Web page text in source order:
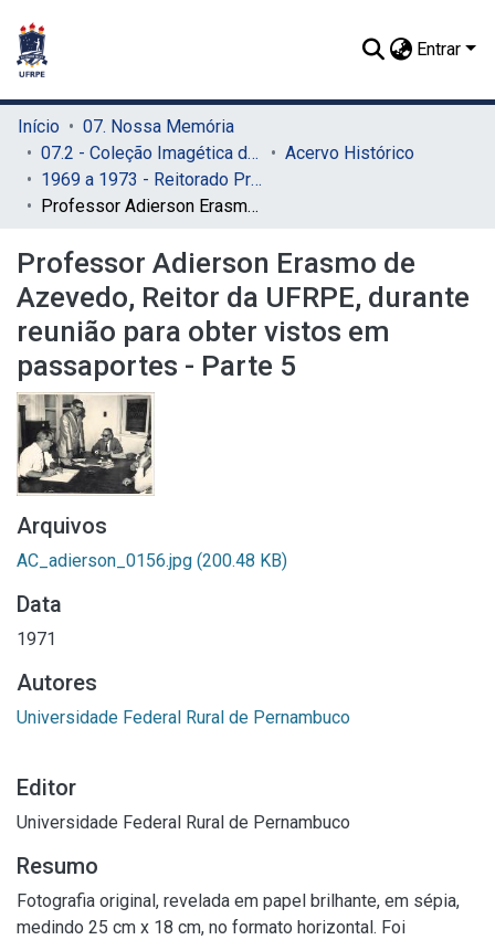
Entrar
Início
07. Nossa Memória
07.2 - Coleção Imagética do SIB
Acervo Histórico
1969 a 1973 - Reitorado Prof. Adierson Erasmo de Azevedo
Professor Adierson Erasmo de Azevedo, Reitor da UFRPE, durante reunião para obter vistos em passaportes - Parte 5
Professor Adierson Erasmo de
Azevedo, Reitor da UFRPE, durante
reunião para obter vistos em
passaportes - Parte 5
Arquivos
AC_adierson_0156.jpg (200.48 KB)
Data
1971
Autores
Universidade Federal Rural de Pernambuco
Editor
Universidade Federal Rural de Pernambuco
Resumo
Fotografia original, revelada em papel brilhante, em sépia,
medindo 25 cm x 18 cm, no formato horizontal. Foi